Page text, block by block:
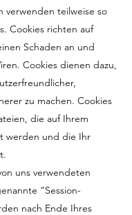
verwenden teilweise so
Cookies richten auf
Schaden an und
Cookies dienen dazu,
zu machen. Cookies
die auf Ihrem
werden und die Ihr
uns verwendeten
“Session-
nach Ende Ihres